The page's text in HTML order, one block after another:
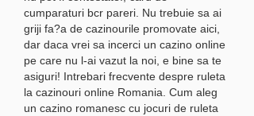
cumparaturi bcr pareri. Nu trebuie sa ai
griji fa?a de cazinourile promovate aici,
dar daca vrei sa incerci un cazino online
pe care nu l-ai vazut la noi, e bine sa te
asiguri! Intrebari frecvente despre ruleta
la cazinouri online Romania. Cum aleg
un cazino romanesc cu jocuri de ruleta